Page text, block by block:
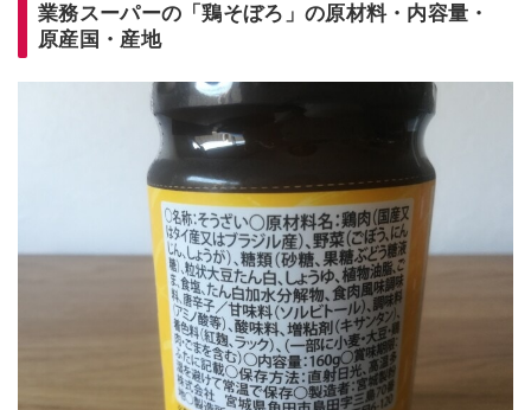
業務スーパーの「鶏そぼろ」の原材料・内容量・
原産国・産地